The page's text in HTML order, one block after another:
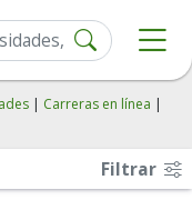
| Carreras en línea |
Filtrar